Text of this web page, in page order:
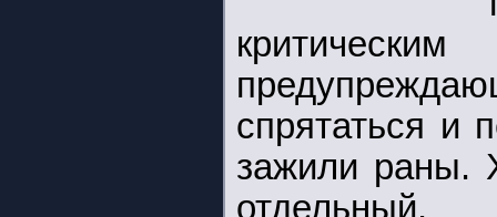
спрятаться и
зажили раны.